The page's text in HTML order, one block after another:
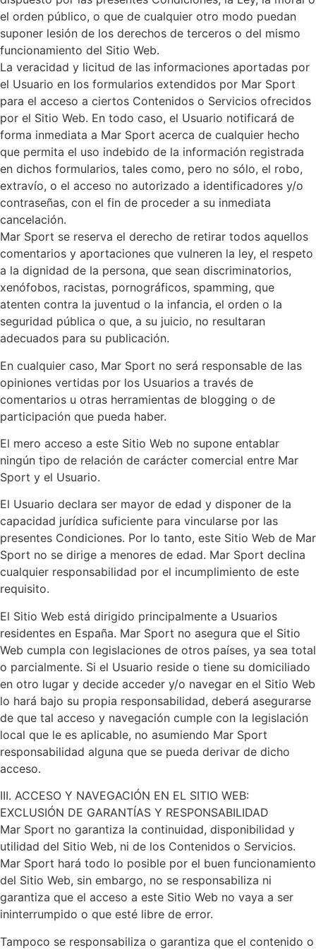
el orden público, o que de cualquier otro modo puedan
suponer lesión de los derechos de terceros o del mismo
funcionamiento del Sitio Web.
La veracidad y licitud de las informaciones aportadas por
el Usuario en los formularios extendidos por Mar Sport
para el acceso a ciertos Contenidos o Servicios ofrecidos
por el Sitio Web. En todo caso, el Usuario notificará de
forma inmediata a Mar Sport acerca de cualquier hecho
que permita el uso indebido de la información registrada
en dichos formularios, tales como, pero no sólo, el robo,
extravío, o el acceso no autorizado a identificadores y/o
contraseñas, con el fin de proceder a su inmediata
cancelación.
Mar Sport se reserva el derecho de retirar todos aquellos
comentarios y aportaciones que vulneren la ley, el respeto
a la dignidad de la persona, que sean discriminatorios,
xenófobos, racistas, pornográficos, spamming, que
atenten contra la juventud o la infancia, el orden o la
seguridad pública o que, a su juicio, no resultaran
adecuados para su publicación.
En cualquier caso, Mar Sport no será responsable de las
opiniones vertidas por los Usuarios a través de
comentarios u otras herramientas de blogging o de
participación que pueda haber.
El mero acceso a este Sitio Web no supone entablar
ningún tipo de relación de carácter comercial entre Mar
Sport y el Usuario.
El Usuario declara ser mayor de edad y disponer de la
capacidad jurídica suficiente para vincularse por las
presentes Condiciones. Por lo tanto, este Sitio Web de Mar
Sport no se dirige a menores de edad. Mar Sport declina
cualquier responsabilidad por el incumplimiento de este
requisito.
El Sitio Web está dirigido principalmente a Usuarios
residentes en España. Mar Sport no asegura que el Sitio
Web cumpla con legislaciones de otros países, ya sea total
o parcialmente. Si el Usuario reside o tiene su domiciliado
en otro lugar y decide acceder y/o navegar en el Sitio Web
lo hará bajo su propia responsabilidad, deberá asegurarse
de que tal acceso y navegación cumple con la legislación
local que le es aplicable, no asumiendo Mar Sport
responsabilidad alguna que se pueda derivar de dicho
acceso.
III. ACCESO Y NAVEGACIÓN EN EL SITIO WEB:
EXCLUSIÓN DE GARANTÍAS Y RESPONSABILIDAD
Mar Sport no garantiza la continuidad, disponibilidad y
utilidad del Sitio Web, ni de los Contenidos o Servicios.
Mar Sport hará todo lo posible por el buen funcionamiento
del Sitio Web, sin embargo, no se responsabiliza ni
garantiza que el acceso a este Sitio Web no vaya a ser
ininterrumpido o que esté libre de error.
Tampoco se responsabiliza o garantiza que el contenido o